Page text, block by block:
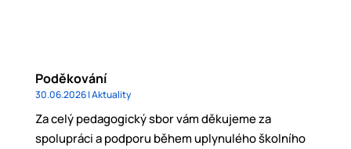
Poděkování
30.06.2026|Aktuality
Za celý pedagogický sbor vám děkujeme za
spolupráci a podporu během uplynulého školního